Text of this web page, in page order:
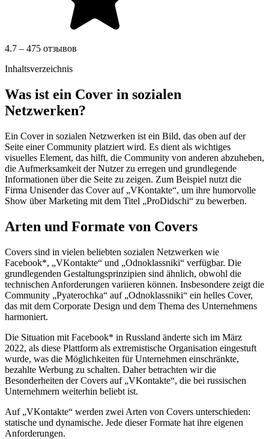
4.7 – 475 отзывов
Inhaltsverzeichnis
Was ist ein Cover in sozialen
Netzwerken?
Ein Cover in sozialen Netzwerken ist ein Bild, das oben auf der
Seite einer Community platziert wird. Es dient als wichtiges
visuelles Element, das hilft, die Community von anderen abzuheben,
die Aufmerksamkeit der Nutzer zu erregen und grundlegende
Informationen über die Seite zu zeigen. Zum Beispiel nutzt die
Firma Unisender das Cover auf „VKontakte“, um ihre humorvolle
Show über Marketing mit dem Titel „ProDidschi“ zu bewerben.
Arten und Formate von Covers
Covers sind in vielen beliebten sozialen Netzwerken wie
Facebook*, „VKontakte“ und „Odnoklassniki“ verfügbar. Die
grundlegenden Gestaltungsprinzipien sind ähnlich, obwohl die
technischen Anforderungen variieren können. Insbesondere zeigt die
Community „Pyaterochka“ auf „Odnoklassniki“ ein helles Cover,
das mit dem Corporate Design und dem Thema des Unternehmens
harmoniert.
Die Situation mit Facebook* in Russland änderte sich im März
2022, als diese Plattform als extremistische Organisation eingestuft
wurde, was die Möglichkeiten für Unternehmen einschränkte,
bezahlte Werbung zu schalten. Daher betrachten wir die
Besonderheiten der Covers auf „VKontakte“, die bei russischen
Unternehmern weiterhin beliebt ist.
Auf „VKontakte“ werden zwei Arten von Covers unterschieden:
statische und dynamische. Jede dieser Formate hat ihre eigenen
Anforderungen.